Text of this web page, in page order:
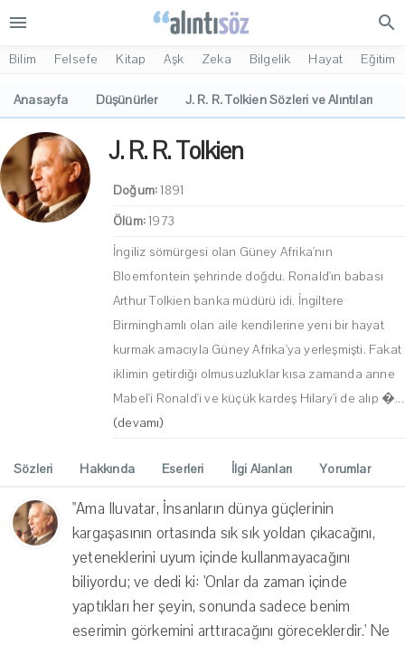
menu search
Bilim Felsefe Kitap Aşk Zeka Bilgelik Hayat Eğitim
Anasayfa Düşünürler J. R. R. Tolkien Sözleri ve Alıntıları
J. R. R. Tolkien
Doğum:1891
Ölüm:1973
İngiliz sömürgesi olan Güney Afrika'nın
Bloemfontein şehrinde doğdu. Ronald'ın babası
Arthur Tolkien banka müdürü idi. İngiltere
Birminghamlı olan aile kendilerine yeni bir hayat
kurmak amacıyla Güney Afrika'ya yerleşmişti. Fakat
iklimin getirdiği olmusuzluklar kısa zamanda anne
Mabel'i Ronald'i ve küçük kardeş Hilary'i de alıp �...
(devamı)
Sözleri Hakkında Eserleri İlgi Alanları Yorumlar
"Ama Iluvatar, İnsanların dünya güçlerinin
kargaşasının ortasında sık sık yoldan çıkacağını,
yeteneklerini uyum içinde kullanmayacağını
biliyordu; ve dedi ki: 'Onlar da zaman içinde
yaptıkları her şeyin, sonunda sadece benim
eserimin görkemini arttıracağını göreceklerdir.' Ne